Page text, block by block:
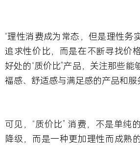
“理性消费成为常态，但是理性务
追求性价比，而是在不断寻找价
好处的“质价比”产品，关注那些
福感、舒适感与满足感的产品和服
可见，“质价比” 消费，不是单纯
降级，而是一种更加理性而成熟